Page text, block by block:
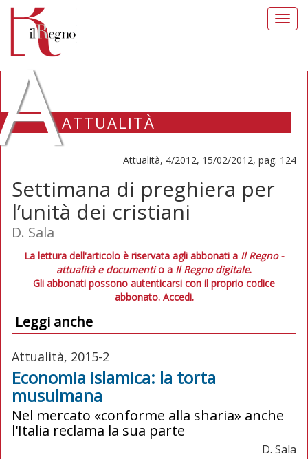
ATTUALITÀ
Attualità, 4/2012, 15/02/2012, pag. 124
Settimana di preghiera per
l’unità dei cristiani
D. Sala
La lettura dell'articolo è riservata agli abbonati a Il Regno -
attualità e documentio a Il Regno digitale.
Gli abbonati possono autenticarsi con il proprio codice
abbonato. Accedi.
Leggi anche
Attualità, 2015-2
Economia islamica: la torta
musulmana
Nel mercato «conforme alla sharia» anche
l'Italia reclama la sua parte
D. Sala